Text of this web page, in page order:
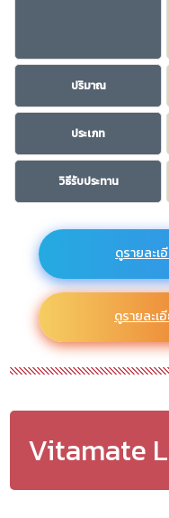
ปริมาณ
ประเภท
วิธีรับประทาน
ดูรายละเ
ดูรายละเ
Vitamate